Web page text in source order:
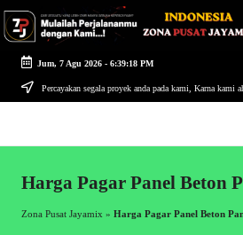
Skip
content
Jum, 7 Agu 2026- 6:39:19 PM
Percayakan segala proyek anda pada kami, Karna kami
-
Ahlinya
Harga Pagar Panel Beton
Zona Pusat Jayamix » Harga Pagar Panel Beton